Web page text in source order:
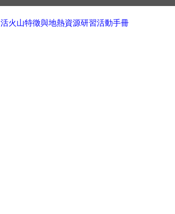
活火山特徵與地熱資源研習活動手冊